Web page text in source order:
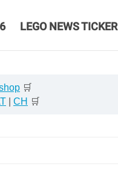
LEGO NEWS TICKER
🛒
CH 🛒